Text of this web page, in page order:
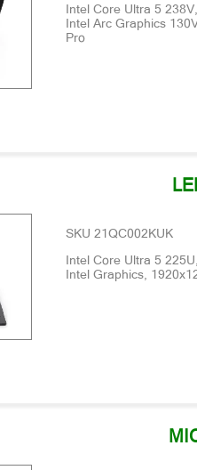
Intel Core Ultra 5
Intel Arc Graphics
Pro
SKU 21QC002KUK
Intel Core Ultra 5
Intel Graphics,